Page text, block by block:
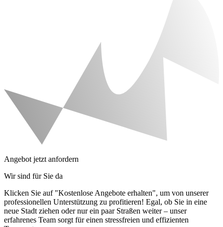
Angebot jetzt anfordern
Wir sind für Sie da
Klicken Sie auf "Kostenlose Angebote erhalten", um von unserer
professionellen Unterstützung zu profitieren! Egal, ob Sie in eine
neue Stadt ziehen oder nur ein paar Straßen weiter – unser
erfahrenes Team sorgt für einen stressfreien und effizienten